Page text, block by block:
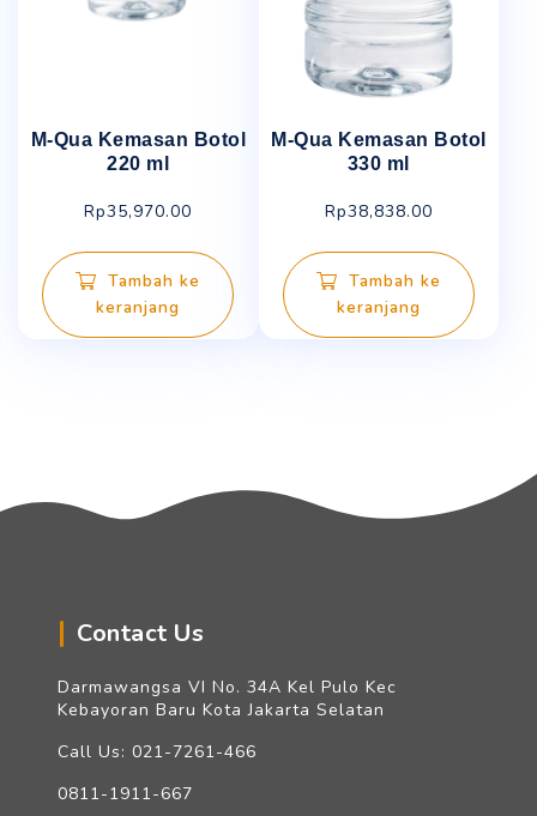
M-Qua Kemasan Botol
220 ml
Rp35,970.00
Tambah ke
keranjang
M-Qua Kemasan Botol
330 ml
Rp38,838.00
Tambah ke
keranjang
Contact Us
Darmawangsa VI No. 34A Kel Pulo Kec
Kebayoran Baru Kota Jakarta Selatan
Call Us: 021-7261-466
0811-1911-667